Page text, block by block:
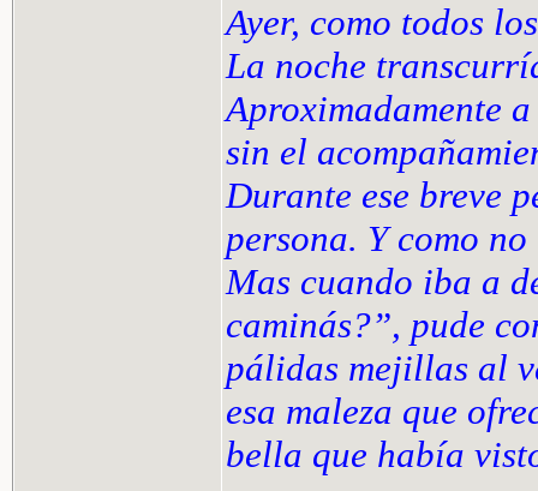
Ayer, como todos
La noche
Aproximadamente
sin el
Durante ese breve
persona. Y como
Mas cuando iba a
caminás?”, pude
pálidas mejillas al
esa maleza que
bella que había